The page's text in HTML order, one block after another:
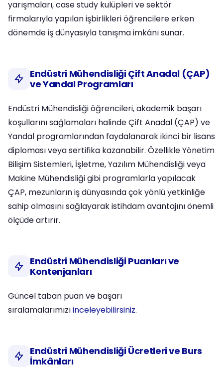
yarışmaları, case study kulüpleri ve sektör
firmalarıyla yapılan işbirlikleri öğrencilere erken
dönemde iş dünyasıyla tanışma imkânı sunar.
Endüstri Mühendisliği Çift Anadal (ÇAP)
ve Yandal Programları
Endüstri Mühendisliği öğrencileri, akademik başarı
koşullarını sağlamaları halinde Çift Anadal (ÇAP) ve
Yandal programlarından faydalanarak ikinci bir lisans
diploması veya sertifika kazanabilir. Özellikle Yönetim
Bilişim Sistemleri, İşletme, Yazılım Mühendisliği veya
Makine Mühendisliği gibi programlarla yapılacak
ÇAP, mezunların iş dünyasında çok yönlü yetkinliğe
sahip olmasını sağlayarak istihdam avantajını önemli
ölçüde artırır.
Endüstri Mühendisliği Puanları ve
Kontenjanları
Güncel taban puan ve başarı
sıralamalarımızıinceleyebilirsiniz.
Endüstri Mühendisliği Ücretleri ve Burs
İmkânları